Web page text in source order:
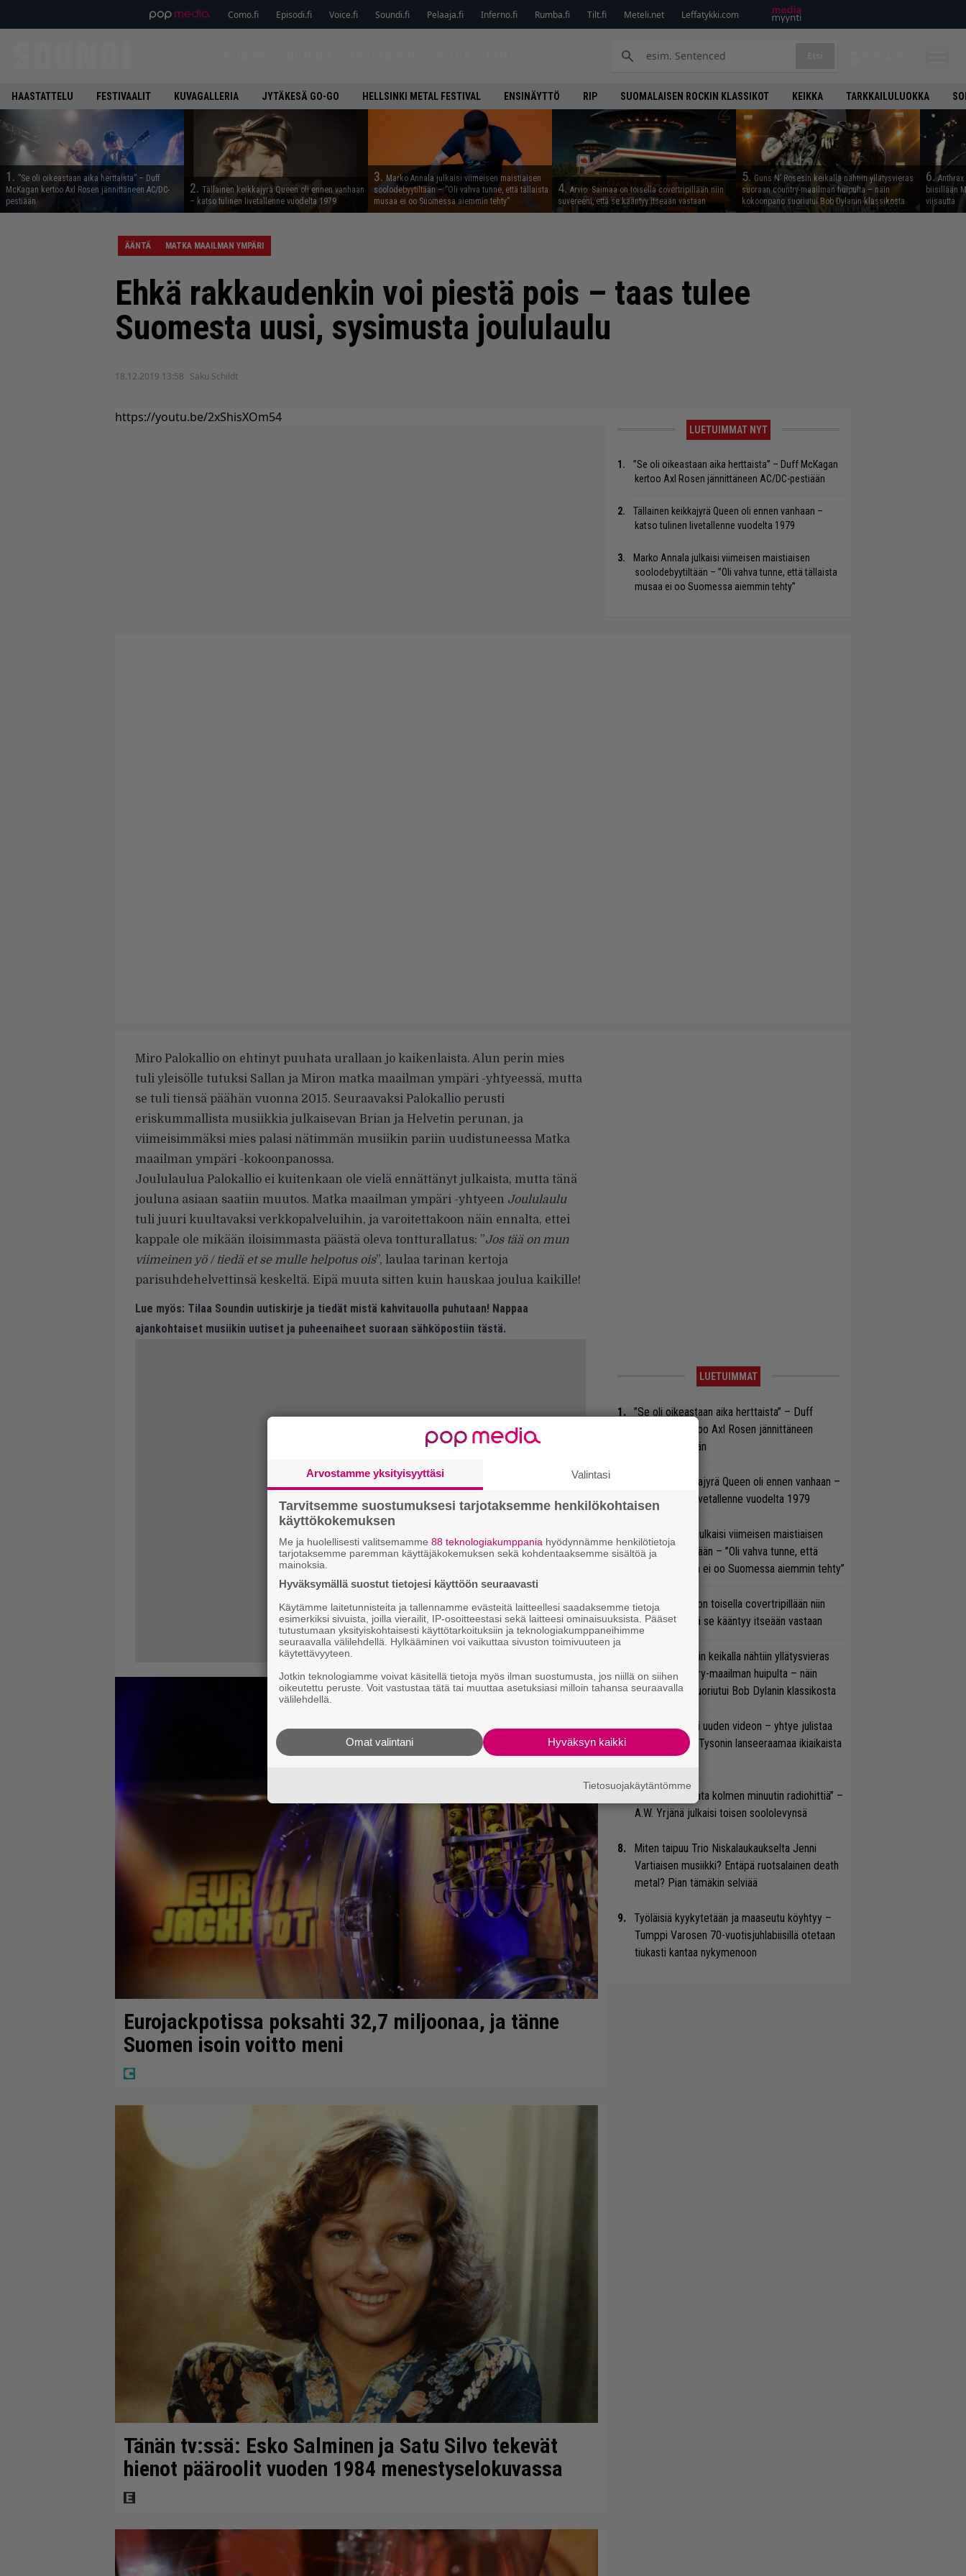
Como.fi Episodi.fi Voice.fi Soundi.fi Pelaaja.fi Inferno.fi Rumba.fi Tilt.fi Meteli.net Leffatykki.com
HAASTATTELU FESTIVAALIT KUVAGALLERIA JYTÄKESÄ GO-GO HELLSINKI METAL FESTIVAL ENSINÄYTTÖ RIP SUOMALAISEN ROCKIN KLASSIKOT KEIKKA TARKKAILULUOKKA
1. ”Se oli oikeastaan aika herttaista” – Duff
McKagan kertoo Axl Rosen jännittäneen AC/DC-
pestiään
2. Tällainen keikkajyrä Queen oli ennen vanhaan
– katso tulinen livetallenne vuodelta 1979
3. Marko Annala julkaisi viimeisen maistiaisen
soolodebyytiltään – ”Oli vahva tunne, että tällaista
musaa ei oo Suomessa aiemmin tehty”
4. Arvio: Saimaa on toisella covertripillään niin
suvereeni, että se kääntyy itseään vastaan
5. Guns N’ Rosesin keikalla nähtiin yllätysvieras
suoraan country-maailman huipulta – näin
kokoonpano suoriutui Bob Dylanin klassikosta
6.
biisillään
viisautta
ÄÄNTÄ MATKA MAAILMAN YMPÄRI
Ehkä rakkaudenkin voi piestä pois – taas tulee
Suomesta uusi, sysimusta joululaulu
18.12.2019 13:58 Saku Schildt
https://youtu.be/2xShisXOm54
LUETUIMMAT NYT
”Se oli oikeastaan aika herttaista” – Duff McKagan
kertoo Axl Rosen jännittäneen AC/DC-pestiään
Tällainen keikkajyrä Queen oli ennen vanhaan –
katso tulinen livetallenne vuodelta 1979
Marko Annala julkaisi viimeisen maistiaisen
soolodebyytiltään – ”Oli vahva tunne, että tällaista
musaa ei oo Suomessa aiemmin tehty”
Miro Palokallio on ehtinyt puuhata urallaan jo kaikenlaista. Alun perin mies
tuli yleisölle tutuksi Sallan ja Miron matka maailman ympäri -yhtyeessä, mutta
se tuli tiensä päähän vuonna 2015. Seuraavaksi Palokallio perusti
eriskummallista musiikkia julkaisevan Brian ja Helvetin perunan, ja
viimeisimmäksi mies palasi nätimmän musiikin pariin uudistuneessa Matka
maailman ympäri -kokoonpanossa.
Joululaulua Palokallio ei kuitenkaan ole vielä ennättänyt julkaista, mutta tänä
jouluna asiaan saatiin muutos. Matka maailman ympäri -yhtyeen Joululaulu
tuli juuri kuultavaksi verkkopalveluihin, ja varoitettakoon näin ennalta, ettei
kappale ole mikään iloisimmasta päästä oleva tontturallatus: ”Jos tää on mun
viimeinen yö / tiedä et se mulle helpotus ois”, laulaa tarinan kertoja
parisuhdehelvettinsä keskeltä. Eipä muuta sitten kuin hauskaa joulua kaikille!
Lue myös: Tilaa Soundin uutiskirje ja tiedät mistä kahvitauolla puhutaan! Nappaa
ajankohtaiset musiikin uutiset ja puheenaiheet suoraan sähköpostiin tästä.
Eurojackpotissa poksahti 32,7 miljoonaa, ja tänne
Suomen isoin voitto meni
Tänän tv:ssä: Esko Salminen ja Satu Silvo tekevät
hienot pääroolit vuoden 1984 menestyselokuvassa
LUETUIMMAT
”Se oli oikeastaan aika herttaista” – Duff
McKagan kertoo Axl Rosen jännittäneen
AC/DC-pestiään
Tällainen keikkajyrä Queen oli ennen vanhaan –
katso tulinen livetallenne vuodelta 1979
Marko Annala julkaisi viimeisen maistiaisen
soolodebyytiltään – ”Oli vahva tunne, että
tällaista musaa ei oo Suomessa aiemmin tehty”
Arvio: Saimaa on toisella covertripillään niin
suvereeni, että se kääntyy itseään vastaan
Guns N’ Rosesin keikalla nähtiin yllätysvieras
suoraan country-maailman huipulta – näin
kokoonpano suoriutui Bob Dylanin klassikosta
Anthrax julkaisi uuden videon – yhtye julistaa
biisillään Mike Tysonin lanseeraamaa ikiaikaista
viisautta
”Tässä ei jahdata kolmen minuutin radiohittiä” –
A.W. Yrjänä julkaisi toisen soololevynsä
Miten taipuu Trio Niskalaukaukselta Jenni
Vartiaisen musiikki? Entäpä ruotsalainen death
metal? Pian tämäkin selviää
Työläisiä kyykytetään ja maaseutu köyhtyy –
Tumppi Varosen 70-vuotisjuhlabiisillä otetaan
tiukasti kantaa nykymenoon
Arvostamme yksityisyyttäsi Valintasi
Tarvitsemme suostumuksesi tarjotaksemme henkilökohtaisen
käyttökokemuksen
Me ja huolellisesti valitsemamme 88 teknologiakumppania hyödynnämme henkilötietoja
tarjotaksemme paremman käyttäjäkokemuksen sekä kohdentaaksemme sisältöä ja
mainoksia.
Hyväksymällä suostut tietojesi käyttöön seuraavasti
Käytämme laitetunnisteita ja tallennamme evästeitä laitteellesi saadaksemme tietoja
esimerkiksi sivuista, joilla vierailit, IP-osoitteestasi sekä laitteesi ominaisuuksista. Pääset
tutustumaan yksityiskohtaisesti käyttötarkoituksiin ja teknologiakumppaneihimme
seuraavalla välilehdellä. Hylkääminen voi vaikuttaa sivuston toimivuuteen ja
käytettävyyteen.
Jotkin teknologiamme voivat käsitellä tietoja myös ilman suostumusta, jos niillä on siihen
oikeutettu peruste. Voit vastustaa tätä tai muuttaa asetuksiasi milloin tahansa seuraavalla
välilehdellä.
Hyväksyn kaikki
Omat valintani
Tietosuojakäytäntömme